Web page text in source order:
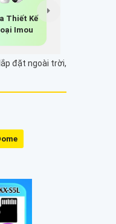
Thiết Kế
Imou
đặt ngoài trời,